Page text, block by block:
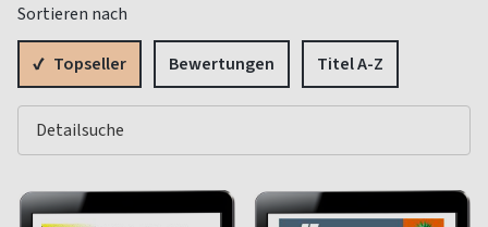
Sortieren nach
Topseller Bewertungen Titel A-Z